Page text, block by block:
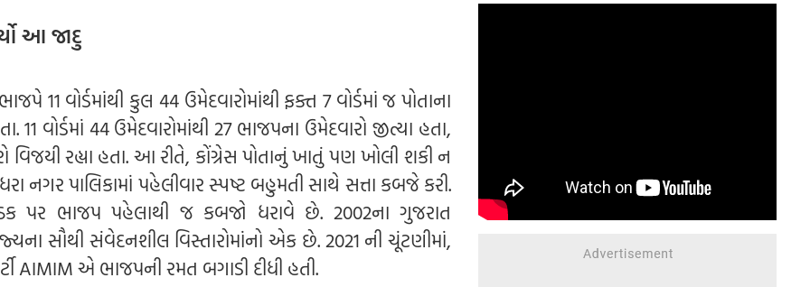
આ જાદુ
11 વોર્ડમાંથી કુલ 44 ઉમેદવારોમાંથી ફક્ત 7 વોર્ડમાં જ પોતાના
11 વોર્ડમાં 44 ઉમેદવારોમાંથી 27 ભાજપના ઉમેદવારો જીત્યા હતા,
વિજયી રહ્યા હતા. આ રીતે, કોંગ્રેસ પોતાનું ખાતું પણ ખોલી શકી ન
નગર પાલિકામાં પહેલીવાર સ્પષ્ટ બહુમતી સાથે સત્તા કબજે કરી.
પર ભાજપ પહેલાથી જ કબજો ધરાવે છે. 2002ના ગુજરાત
સૌથી સંવેદનશીલ વિસ્તારોમાંનો એક છે. 2021 ની ચૂંટણીમાં,
AIMIM એ ભાજપની રમત બગાડી દીધી હતી.